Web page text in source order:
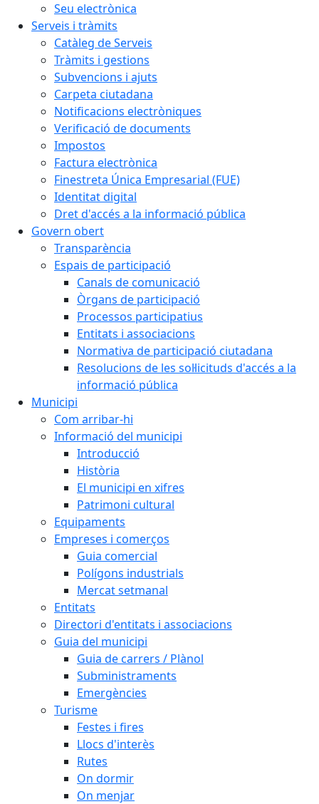
Seu electrònica
Serveis i tràmits
Catàleg de Serveis
Tràmits i gestions
Subvencions i ajuts
Carpeta ciutadana
Notificacions electròniques
Verificació de documents
Impostos
Factura electrònica
Finestreta Única Empresarial (FUE)
Identitat digital
Dret d'accés a la informació pública
Govern obert
Transparència
Espais de participació
Canals de comunicació
Òrgans de participació
Processos participatius
Entitats i associacions
Normativa de participació ciutadana
Resolucions de les sol·licituds d'accés a la
informació pública
Municipi
Com arribar-hi
Informació del municipi
Introducció
Història
El municipi en xifres
Patrimoni cultural
Equipaments
Empreses i comerços
Guia comercial
Polígons industrials
Mercat setmanal
Entitats
Directori d'entitats i associacions
Guia del municipi
Guia de carrers / Plànol
Subministraments
Emergències
Turisme
Festes i fires
Llocs d'interès
Rutes
On dormir
On menjar